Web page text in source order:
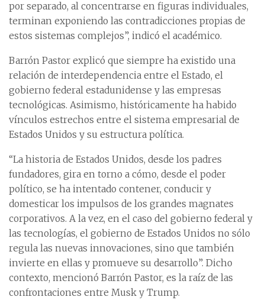
por separado, al concentrarse en figuras individuales,
terminan exponiendo las contradicciones propias de
estos sistemas complejos”, indicó el académico.
Barrón Pastor explicó que siempre ha existido una
relación de interdependencia entre el Estado, el
gobierno federal estadunidense y las empresas
tecnológicas. Asimismo, históricamente ha habido
vínculos estrechos entre el sistema empresarial de
Estados Unidos y su estructura política.
“La historia de Estados Unidos, desde los padres
fundadores, gira en torno a cómo, desde el poder
político, se ha intentado contener, conducir y
domesticar los impulsos de los grandes magnates
corporativos. A la vez, en el caso del gobierno federal y
las tecnologías, el gobierno de Estados Unidos no sólo
regula las nuevas innovaciones, sino que también
invierte en ellas y promueve su desarrollo”. Dicho
contexto, mencionó Barrón Pastor, es la raíz de las
confrontaciones entre Musk y Trump.